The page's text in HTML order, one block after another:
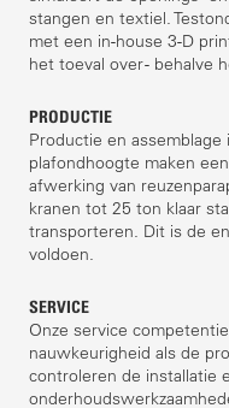
stangen en textiel.
met een in-house 3-D
het toeval over - behalve
PRODUCTIE
Productie en
plafondhoogte maken
afwerking van
kranen tot 25 ton klaar
transporteren. Dit is de
voldoen.
SERVICE
Onze service
nauwkeurigheid als de
controleren de installatie